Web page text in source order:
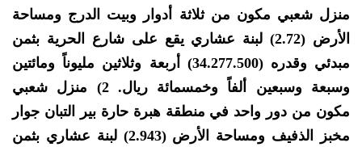
منزل شعبي مكون من ثلاثة أدوار وبيت الدرج ومساحة
الأرض (2.72) لبنة عشاري يقع على شارع الحرية بثمن
مبدئي وقدره (34.277.500) أربعة وثلاثين مليوناً ومائتين
وسبعة وسبعين ألفاً وخمسمائة ريال. 2) منزل شعبي
مكون من دور واحد في منطقة هبرة حارة بير التبان جوار
مخبز الذفيف ومساحة الأرض (2.943) لبنة عشاري بثمن